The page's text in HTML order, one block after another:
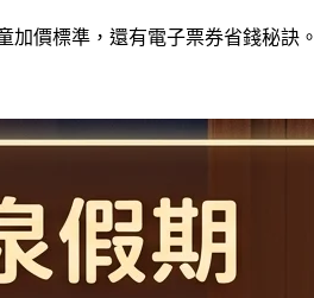
加價標準，還有電子票券省錢秘訣。